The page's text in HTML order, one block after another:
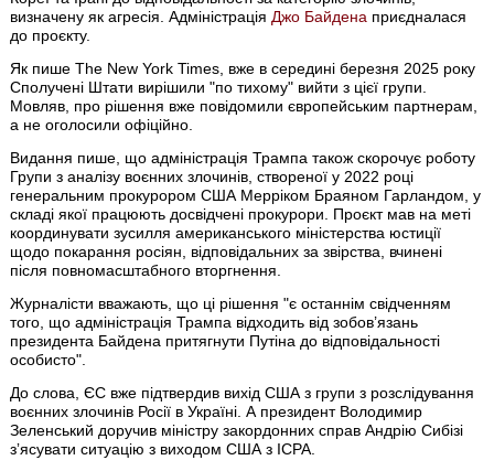
визначену як агресія. Адміністрація Джо Байдена приєдналася
до проєкту.
Як пише The New York Times, вже в середині березня 2025 року
Сполучені Штати вирішили "по тихому" вийти з цієї групи.
Мовляв, про рішення вже повідомили європейським партнерам,
а не оголосили офіційно.
Видання пише, що адміністрація Трампа також скорочує роботу
Групи з аналізу воєнних злочинів, створеної у 2022 році
генеральним прокурором США Мерріком Браяном Гарландом, у
складі якої працюють досвідчені прокурори. Проєкт мав на меті
координувати зусилля американського міністерства юстиції
щодо покарання росіян, відповідальних за звірства, вчинені
після повномасштабного вторгнення.
Журналісти вважають, що ці рішення "є останнім свідченням
того, що адміністрація Трампа відходить від зобов’язань
президента Байдена притягнути Путіна до відповідальності
особисто".
До слова, ЄС вже підтвердив вихід США з групи з розслідування
воєнних злочинів Росії в Україні. А президент Володимир
Зеленський доручив міністру закордонних справ Андрію Сибізі
зʼясувати ситуацію з виходом США з ICPA.